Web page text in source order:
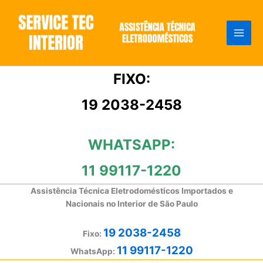
conteúdo
FIXO:
19 2038-2458
WHATSAPP:
11 99117-1220
Assistência Técnica Eletrodomésticos Importados e
Nacionais no Interior de São Paulo
Fixo: 19 2038-2458
WhatsApp: 11 99117-1220